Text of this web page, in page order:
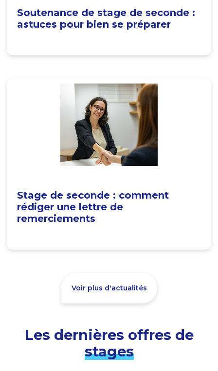
Soutenance de stage de seconde :
astuces pour bien se préparer
Stage de seconde : comment
rédiger une lettre de
remerciements
Voir plus d'actualités
Les dernières offres de
stages